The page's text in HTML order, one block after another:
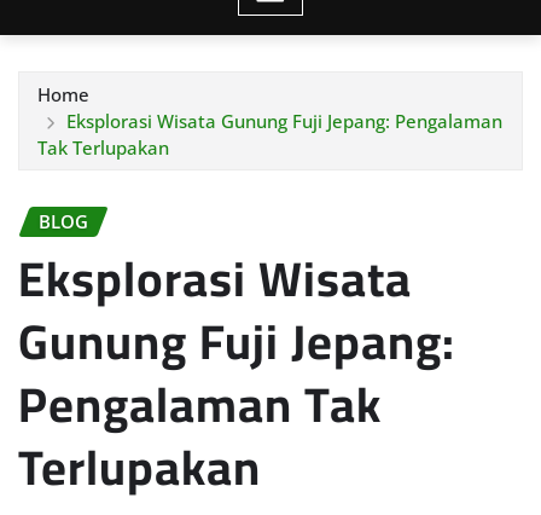
Home
Eksplorasi Wisata Gunung Fuji Jepang: Pengalaman
Tak Terlupakan
BLOG
Eksplorasi Wisata
Gunung Fuji Jepang:
Pengalaman Tak
Terlupakan